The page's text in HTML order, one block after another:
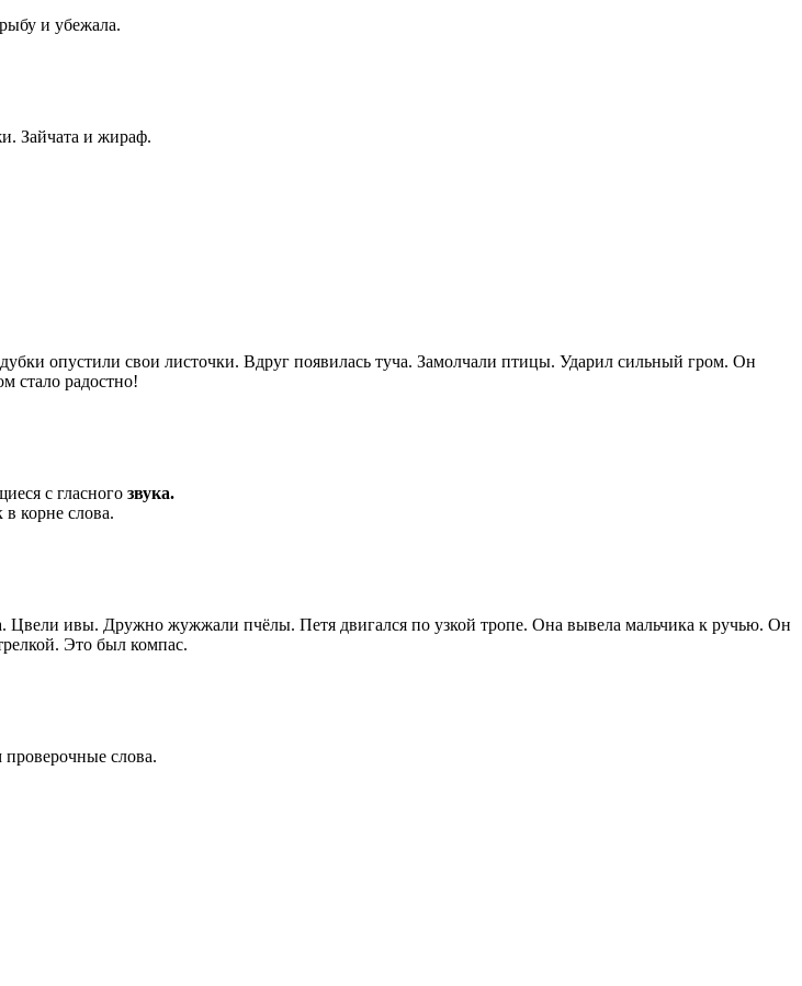
и убежала.
Зайчата и жираф.
опустили свои листочки. Вдруг появилась туча. Замолчали птицы. Ударил сильный гром. Он
стало радостно!
с гласного звука.
корне слова.
Цвели ивы. Дружно жужжали пчёлы. Петя двигался по узкой тропе. Она вывела мальчика к ручью. Он
Это был компас.
проверочные слова.